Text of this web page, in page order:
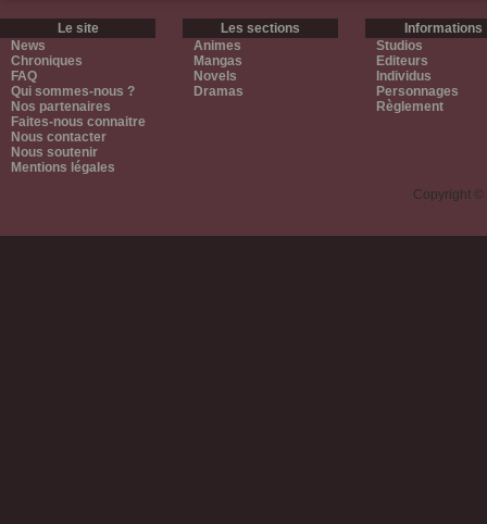
Le site
News
Chroniques
FAQ
Qui sommes-nous ?
Nos partenaires
Faites-nous connaitre
Nous contacter
Nous soutenir
Mentions légales
Les sections
Animes
Mangas
Novels
Dramas
Informations
Studios
Editeurs
Individus
Personnages
Règlement
Copyright ©